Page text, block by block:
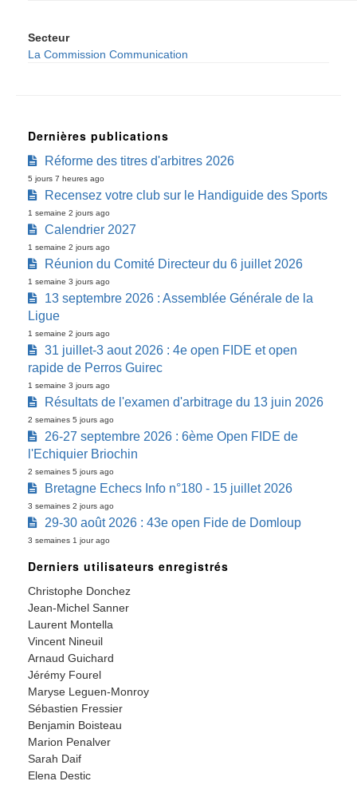
Secteur
La Commission Communication
Dernières publications
Réforme des titres d'arbitres 2026
5 jours 7 heures ago
Recensez votre club sur le Handiguide des Sports
1 semaine 2 jours ago
Calendrier 2027
1 semaine 2 jours ago
Réunion du Comité Directeur du 6 juillet 2026
1 semaine 3 jours ago
13 septembre 2026 : Assemblée Générale de la
Ligue
1 semaine 2 jours ago
31 juillet-3 aout 2026 : 4e open FIDE et open
rapide de Perros Guirec
1 semaine 3 jours ago
Résultats de l'examen d'arbitrage du 13 juin 2026
2 semaines 5 jours ago
26-27 septembre 2026 : 6ème Open FIDE de
l'Echiquier Briochin
2 semaines 5 jours ago
Bretagne Echecs Info n°180 - 15 juillet 2026
3 semaines 2 jours ago
29-30 août 2026 : 43e open Fide de Domloup
3 semaines 1 jour ago
Derniers utilisateurs enregistrés
Christophe Donchez
Jean-Michel Sanner
Laurent Montella
Vincent Nineuil
Arnaud Guichard
Jérémy Fourel
Maryse Leguen-Monroy
Sébastien Fressier
Benjamin Boisteau
Marion Penalver
Sarah Daif
Elena Destic